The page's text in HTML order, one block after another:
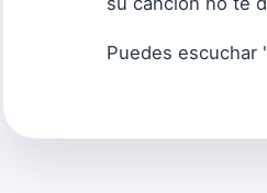
Puedes escuchar